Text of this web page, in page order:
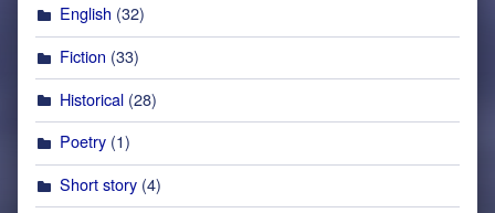
English (32)
Fiction (33)
Historical (28)
Poetry (1)
Short story (4)